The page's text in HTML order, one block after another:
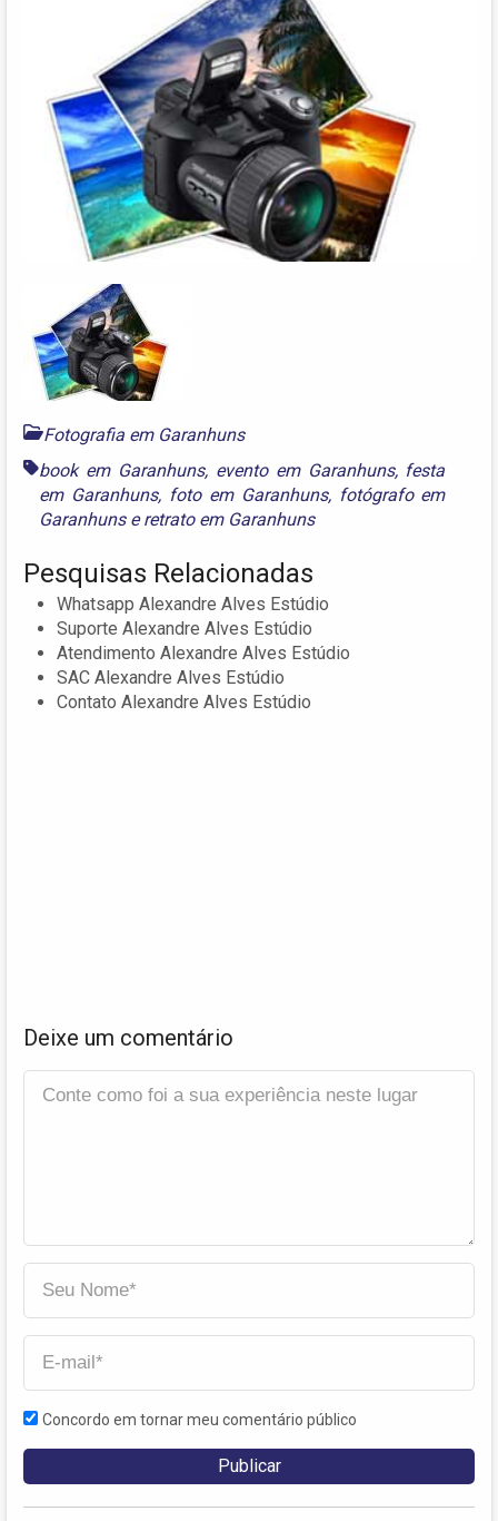
Fotografia em Garanhuns
book em Garanhuns, evento em Garanhuns, festa
em Garanhuns, foto em Garanhuns, fotógrafo em
Garanhunseretrato em Garanhuns
Pesquisas Relacionadas
Whatsapp Alexandre Alves Estúdio
Suporte Alexandre Alves Estúdio
Atendimento Alexandre Alves Estúdio
SAC Alexandre Alves Estúdio
Contato Alexandre Alves Estúdio
Deixe um comentário
Concordo em tornar meu comentário público